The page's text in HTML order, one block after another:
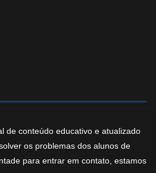
de conteúdo educativo e atualizado
os problemas dos alunos de
para entrar em contato, estamos